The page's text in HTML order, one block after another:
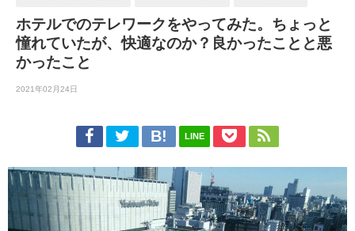
ホテルでのテレワークをやってみた。ちょっと
憧れていたが、快適なのか？良かったことと悪
かったこと
2021年02月24日
LINE